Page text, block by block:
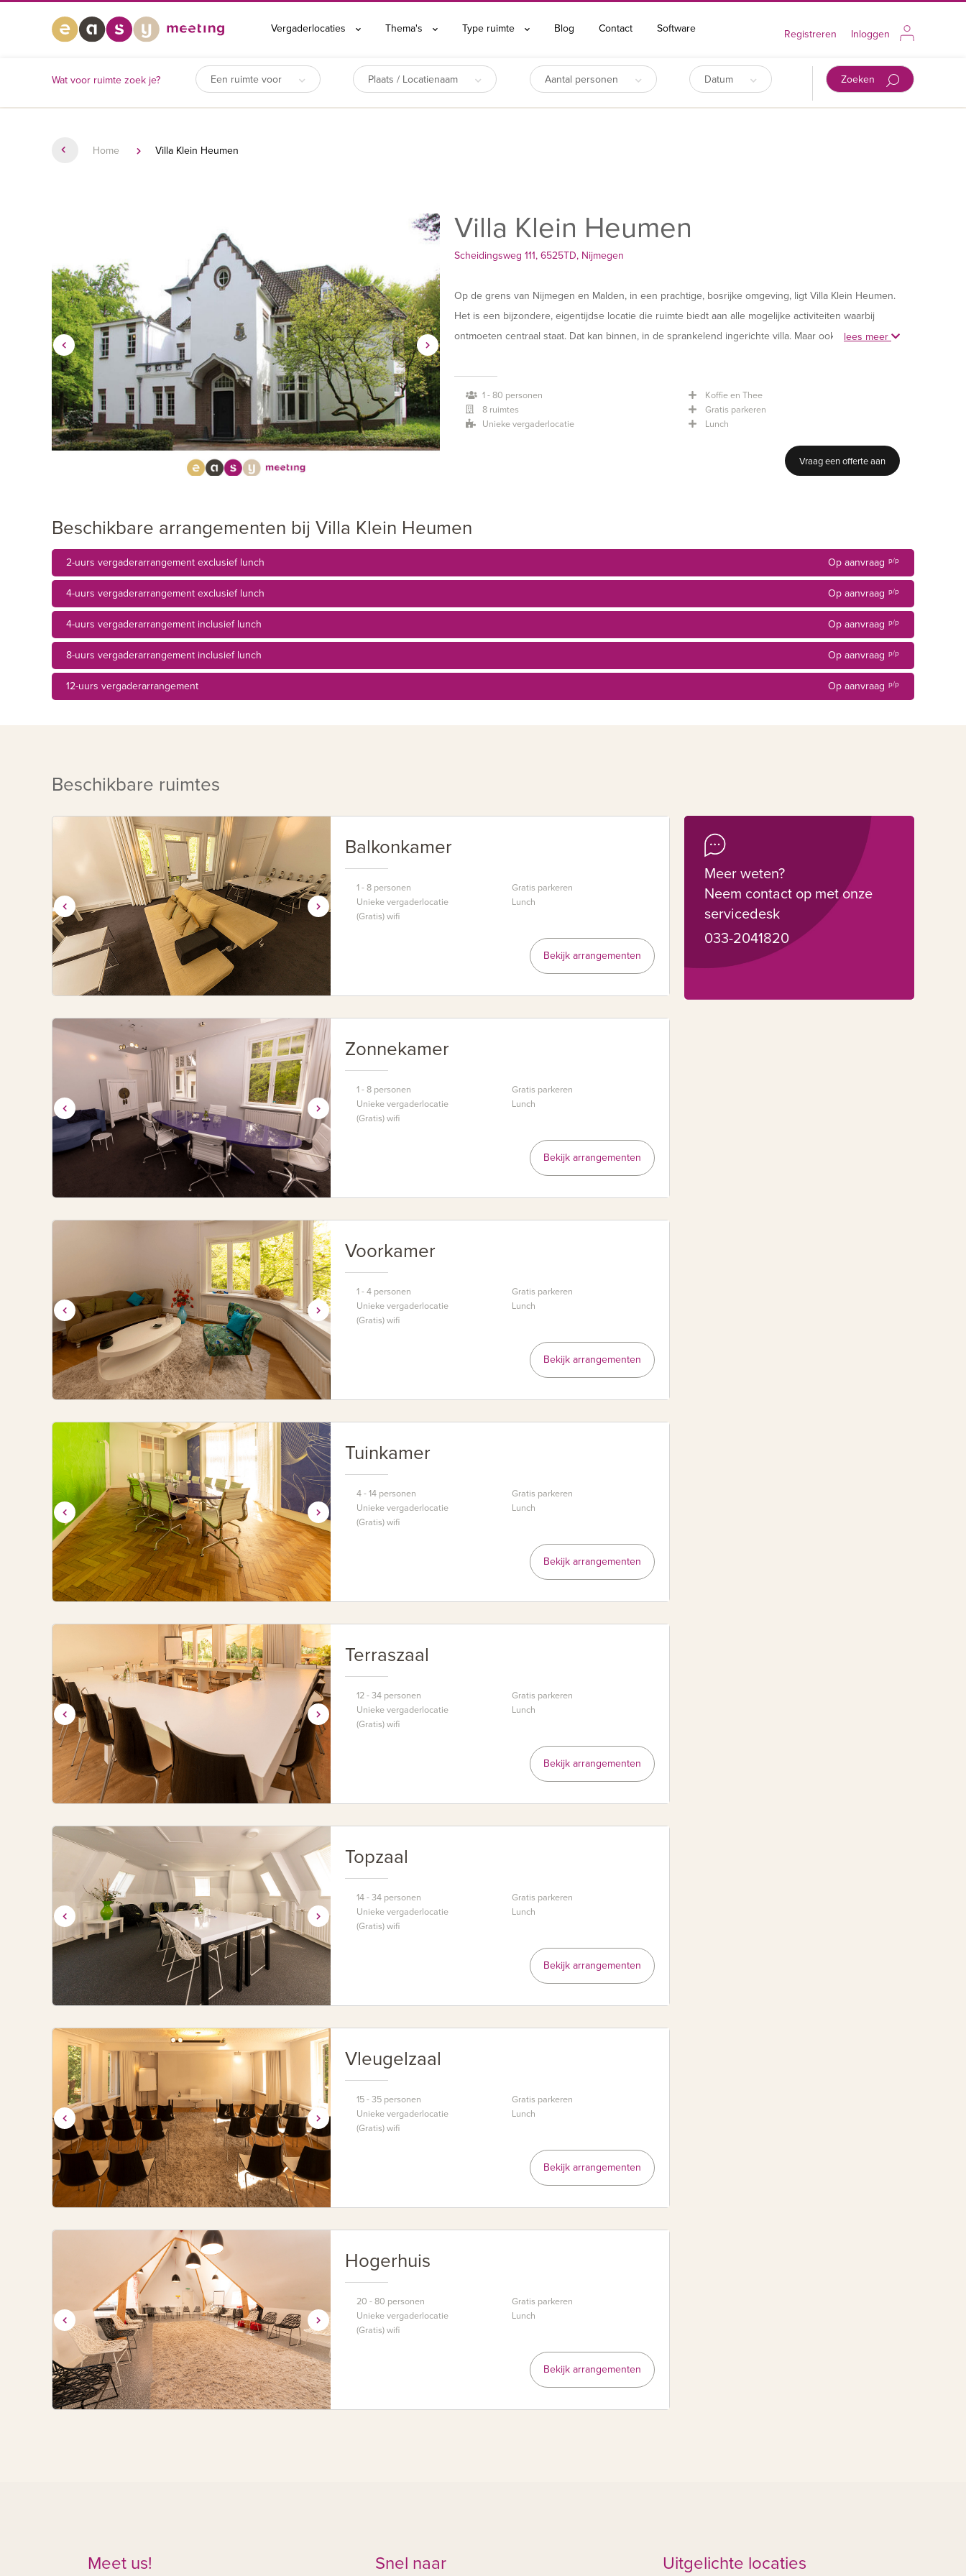
Vergaderlocaties Thema's Type ruimte Blog Contact Software Registreren Inloggen
Wat voor ruimte zoek je? Een ruimte voor Plaats / Locatienaam Aantal personen Datum Zoeken
Home Villa Klein Heumen
Villa Klein Heumen
Scheidingsweg 111, 6525TD, Nijmegen
Op de grens van Nijmegen en Malden, in een prachtige, bosrijke omgeving, ligt Villa Klein Heumen.
Het is een bijzondere, eigentijdse locatie die ruimte biedt aan alle mogelijke activiteiten waarbij
ontmoeten centraal staat. Dat kan binnen, in de sprankelend ingerichte villa. Maar ook buiten, waar
Op de grens van Nijmegen, in een prachtige, bosrijke omgeving, ligt Villa Klein Heumen. Het is een
bijzondere, eigentijdse locatie die ruimte biedt aan alle mogelijke activiteiten waarbij ontmoeten
gelegenheid.
lees meer
1 - 80 personen
8 ruimtes
Unieke vergaderlocatie
Koffie en Thee
Gratis parkeren
Lunch
Vraag een offerte aan
Beschikbare arrangementen bij Villa Klein Heumen
2-uurs vergaderarrangement exclusief lunch Op aanvraag p/p
4-uurs vergaderarrangement exclusief lunch Op aanvraag p/p
4-uurs vergaderarrangement inclusief lunch Op aanvraag p/p
8-uurs vergaderarrangement inclusief lunch Op aanvraag p/p
12-uurs vergaderarrangement Op aanvraag p/p
Beschikbare ruimtes
Balkonkamer
1 - 8 personen
Unieke vergaderlocatie
(Gratis) wifi
Gratis parkeren
Lunch
Bekijk arrangementen
Zonnekamer
1 - 8 personen
Unieke vergaderlocatie
(Gratis) wifi
Gratis parkeren
Lunch
Bekijk arrangementen
Voorkamer
1 - 4 personen
Unieke vergaderlocatie
(Gratis) wifi
Gratis parkeren
Lunch
Bekijk arrangementen
Tuinkamer
4 - 14 personen
Unieke vergaderlocatie
(Gratis) wifi
Gratis parkeren
Lunch
Bekijk arrangementen
Terraszaal
12 - 34 personen
Unieke vergaderlocatie
(Gratis) wifi
Gratis parkeren
Lunch
Bekijk arrangementen
Topzaal
14 - 34 personen
Unieke vergaderlocatie
(Gratis) wifi
Gratis parkeren
Lunch
Bekijk arrangementen
Vleugelzaal
15 - 35 personen
Unieke vergaderlocatie
(Gratis) wifi
Gratis parkeren
Lunch
Bekijk arrangementen
Hogerhuis
20 - 80 personen
Unieke vergaderlocatie
(Gratis) wifi
Gratis parkeren
Lunch
Bekijk arrangementen
Meer weten?
Neem contact op met onze
servicedesk
033-2041820
Meet us! Snel naar Uitgelichte locaties